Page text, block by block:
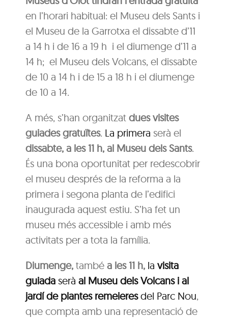
en l’horari habitual: el Museu dels Sants i
el Museu de la Garrotxa el dissabte d’11
a 14 h i de 16 a 19 h i el diumenge d’11 a
14 h; el Museu dels Volcans, el dissabte
de 10 a 14 h i de 15 a 18 h i el diumenge
de 10 a 14.
A més, s’han organitzat dues visites
guiades gratuïtes. La primera serà el
dissabte, a les 11 h, al Museu dels Sants.
És una bona oportunitat per redescobrir
el museu després de la reforma a la
primera i segona planta de l’edifici
inaugurada aquest estiu. S’ha fet un
museu més accessible i amb més
activitats per a tota la família.
Diumenge, també a les 11 h, la visita
guiada serà al Museu dels Volcans i al
jardí de plantes remeieresdel Parc Nou,
que compta amb una representació de